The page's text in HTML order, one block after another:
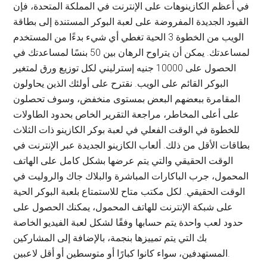
في أعظم الكازينوهات على الإنترنت في المملكة المتحدة، فإن
القيود الجديدة المفروضة على لعبة البوكر المستندة إلى بطاقة
الويب من الخطوة 3 الحية تغطي أي شيء بدءًا من المستخدم
لمساعدتك. يمكن أن يتراوح الرهان بين 50 بنسًا لمساعدتك في
الحصول على 10000 جنيه إسترليني لكل توزيع ورق لمتغير
البوكر القائم على الويب. نقترح على أولئك الذين يحاولون
المقامرة ببعضهم البعض بمستوى منخفض، وسوف تحصلون
على أعلى المخاطر، مراجعة التقرير الخاص بحدود الطاولات
للخطوة في الوقت الفعلي في لعبة بوكر الكازينو ذات الثلاث
بطاقات الأقل من ذلك. ألعاب الكازينو الجديدة عبر الإنترنت في
الوقت الحقيقي والتي يتم عرضها بشكل كامل على الهاتف
المحمول، جرب الباكارات المباشرة والبلاك جاك والروليت في
الوقت الحقيقي. لكل مكتب متاح للاستمتاع بلعبة البوكر الحية
على شبكة الإنترنت للهاتف المحمول، يمكنك الحصول على
حدود لعب واحدة يتم حسابها وفقًا لشكل لعبة الفيديو الخاصة
بك التي يتم تمييزها بنجمة، بالإضافة إلى المشاركين
المستهدفين، سواء كانوا كبارًا أو متوسطين أو أقل لاعبين.